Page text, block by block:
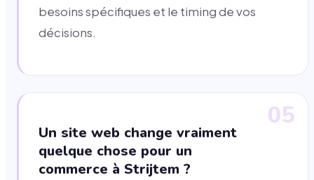
besoins spécifiques et le timing de vos
décisions.
05
Un site web change vraiment
quelque chose pour un
commerce à Strijtem ?